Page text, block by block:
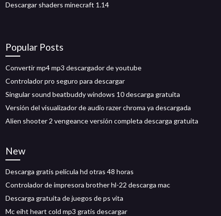
Descargar shaders minecraft 1.14
Popular Posts
Convertir mp4 mp3 descargador de youtube
Controlador pro seguro para descargar
Singular sound beatbuddy windows 10 descarga gratuita
Versión del visualizador de audio razer chroma ya descargada
Alien shooter 2 vengeance versión completa descarga gratuita
New
Descarga gratis película hd otras 48 horas
Controlador de impresora brother hl-22 descarga mac
Descarga gratuita de juegos de ps vita
Mc eiht heart cold mp3 gratis descargar